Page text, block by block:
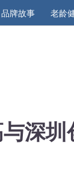
品牌故事 老龄
深圳